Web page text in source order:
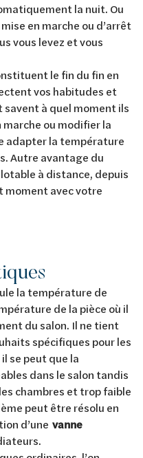
la nuit. Ou
en marche ou d’arrêt
vous levez et vous
le fin du fin en
vos habitudes et
à quel moment ils
ou modifier la
adapter la température
Autre avantage du
à distance, depuis
moment avec votre
la température de
de la pièce où il
du salon. Il ne tient
spécifiques pour les
se peut que la
dans le salon tandis
chambres et trop faible
peut être résolu en
d’une vanne